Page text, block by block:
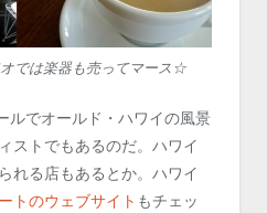
では楽器も売ってマース☆
ルでオールド・ハワイの風景
ストでもあるのだ。ハワイ
れる店もあるとか。ハワイ
トのウェブサイト もチェッ